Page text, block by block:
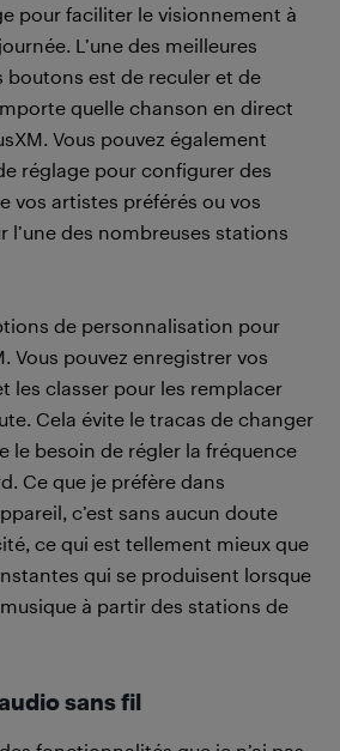
pour faciliter le visionnement à
L’une des meilleures
boutons est de reculer et de
quelle chanson en direct
Vous pouvez également
réglage pour configurer des
vos artistes préférés ou vos
l’une des nombreuses stations
de personnalisation pour
Vous pouvez enregistrer vos
les classer pour les remplacer
Cela évite le tracas de changer
le besoin de régler la fréquence
Ce que je préfère dans
c’est sans aucun doute
ce qui est tellement mieux que
qui se produisent lorsque
à partir des stations de
sans fil